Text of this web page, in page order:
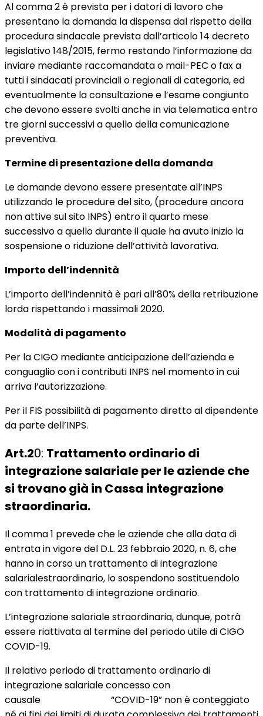
Al comma 2 è prevista per i datori di lavoro che
presentano la domanda la dispensa dal rispetto della
procedura sindacale prevista dall’articolo 14 decreto
legislativo 148/2015, fermo restando l’informazione da
inviare mediante raccomandata o mail-PEC o fax a
tutti i sindacati provinciali o regionali di categoria, ed
eventualmente la consultazione e l’esame congiunto
che devono essere svolti anche in via telematica entro
tre giorni successivi a quello della comunicazione
preventiva.
Termine di presentazione della domanda
Le domande devono essere presentate all’INPS
utilizzando le procedure del sito, (procedure ancora
non attive sul sito INPS) entro il quarto mese
successivo a quello durante il quale ha avuto inizio la
sospensione o riduzione dell’attività lavorativa.
Importo dell’indennità
L’importo dell’indennità è pari all’80% della retribuzione
lorda rispettando i massimali 2020.
Modalità di pagamento
Per la CIGO mediante anticipazione dell’azienda e
conguaglio con i contributi INPS nel momento in cui
arriva l’autorizzazione.
Per il FIS possibilità di pagamento diretto al dipendente
da parte dell’INPS.
Art.20: Trattamento ordinario di
integrazione salariale per le aziende che
si trovano già in Cassa integrazione
straordinaria.
Il comma 1 prevede che le aziende che alla data di
entrata in vigore del D.L. 23 febbraio 2020, n. 6, che
hanno in corso un trattamento di integrazione
salarialestraordinario, lo sospendono sostituendolo
con trattamento di integrazione ordinario.
L’integrazione salariale straordinaria, dunque, potrà
essere riattivata al termine del periodo utile di CIGO
COVID-19.
Il relativo periodo di trattamento ordinario di
integrazione salariale concesso con
causale “COVID-19” non è conteggiato